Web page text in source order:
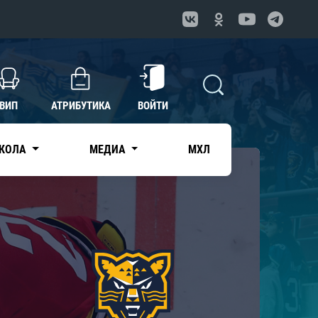
ВИП АТРИБУТИКА ВОЙТИ
МЕДИА МХЛ